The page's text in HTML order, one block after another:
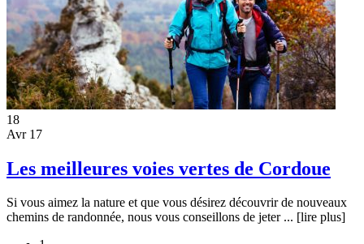
18
Avr 17
Les meilleures voies vertes de Cordoue
Si vous aimez la nature et que vous désirez découvrir de nouveaux
chemins de randonnée, nous vous conseillons de jeter ... [lire plus]